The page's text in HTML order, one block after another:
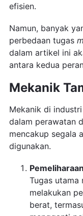
efisien.
Namun, banyak
perbedaan tugas
dalam artikel ini
antara kedua
Mekanik
Mekanik di
dalam perawatan
mencakup segala
digunakan.
Tugas utama
melakukan
berat,